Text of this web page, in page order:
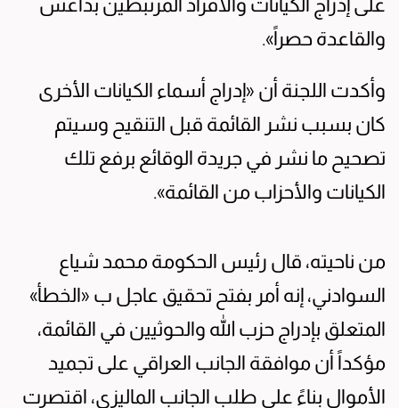
على إدراج الكيانات والأفراد المرتبطين بداعش
والقاعدة حصراً».
وأكدت اللجنة أن «إدراج أسماء الكيانات الأخرى
كان بسبب نشر القائمة قبل التنقيح وسيتم
تصحيح ما نشر في جريدة الوقائع برفع تلك
الكيانات والأحزاب من القائمة».
من ناحيته، قال رئيس الحكومة محمد شياع
السوادني، إنه أمر بفتح تحقيق عاجل ب «الخطأ»
المتعلق بإدراج حزب الله والحوثيين في القائمة،
مؤكداً أن موافقة الجانب العراقي على تجميد
الأموال بناءً على طلب الجانب الماليزي، اقتصرت